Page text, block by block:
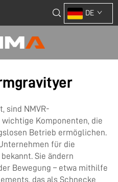
DE
sind NMVR-
Komponenten, die
Betrieb ermöglichen.
für die
Sie ändern
Bewegung – etwa mithilfe
das als Schnecke